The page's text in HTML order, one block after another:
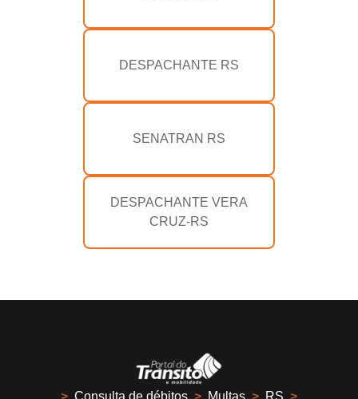
DESPACHANTE RS
SENATRAN RS
DESPACHANTE VERA
CRUZ-RS